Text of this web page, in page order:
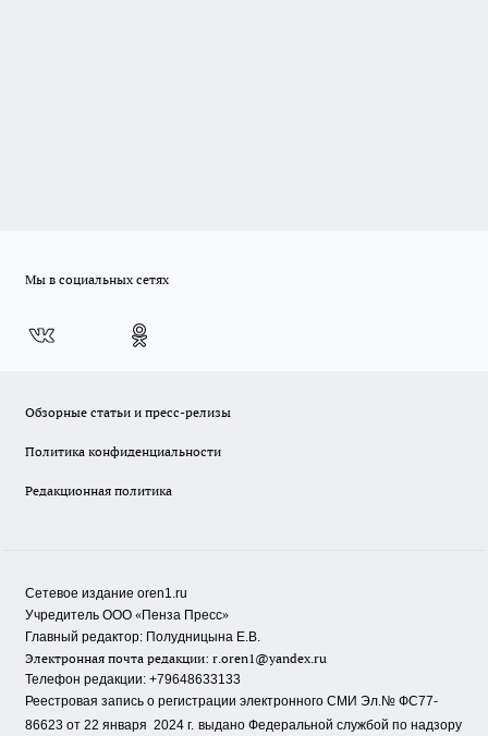
Мы в социальных сетях
Обзорные статьи и пресс-релизы
Политика конфиденциальности
Редакционная политика
Сетевое издание oren1.ru
Учредитель ООО «Пенза Пресс»
Главный редактор: Полудницына Е.В.
Электронная почта редакции: r.oren1@yandex.ru
Телефон редакции: +79648633133
Реестровая запись о регистрации электронного СМИ Эл.№ ФС77-
86623 от 22 января 2024 г. выдано Федеральной службой по надзору